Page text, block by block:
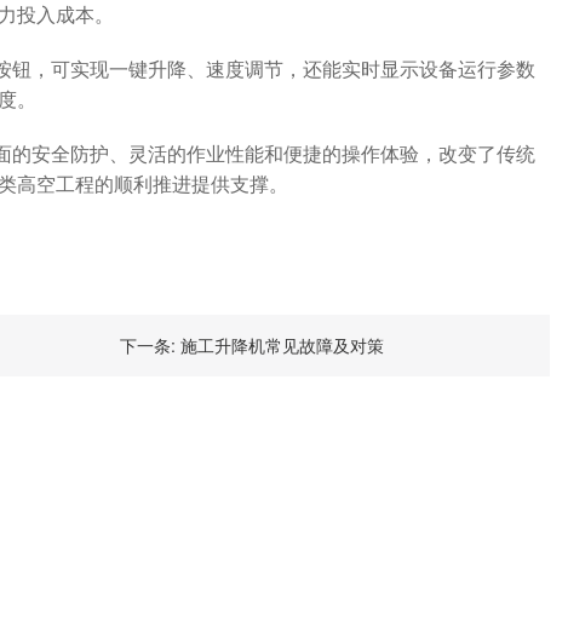
投入成本。
，可实现一键升降、速度调节，还能实时显示设备运行参数
。
安全防护、灵活的作业性能和便捷的操作体验，改变了传统
高空工程的顺利推进提供支撑。
下一条: 施工升降机常见故障及对策